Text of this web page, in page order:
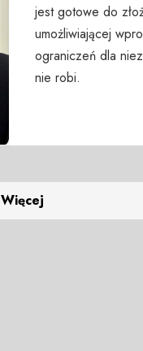
jest gotowe do
umożliwiającej
ograniczeń dla
nie robi.
Więcej